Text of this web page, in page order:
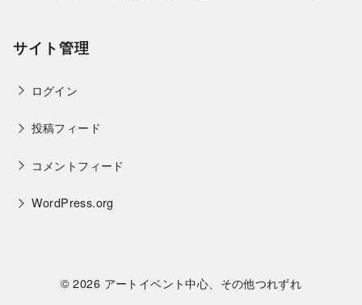
サイト管理
ログイン
投稿フィード
コメントフィード
WordPress.org
© 2026 アートイベント中心、その他つれずれ